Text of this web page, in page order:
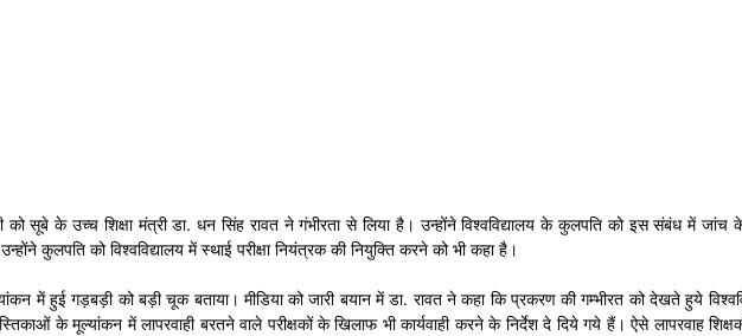
सूबे के उच्च शिक्षा मंत्री डा. धन सिंह रावत ने गंभीरता से लिया है। उन्होंने विश्वविद्यालय के कुलपति को इस संबंध में
कुलपति को विश्वविद्यालय में स्थाई परीक्षा नियंत्रक की नियुक्ति करने को भी कहा है।
में हुई गड़बड़ी को बड़ी चूक बताया। मीडिया को जारी बयान में डा. रावत ने कहा कि प्रकरण की गम्भीरत को देखते हुये
के मूल्यांकन में लापरवाही बरतने वाले परीक्षकों के खिलाफ भी कार्यवाही करने के निर्देश दे दिये गये हैं। ऐसे लापरवाह